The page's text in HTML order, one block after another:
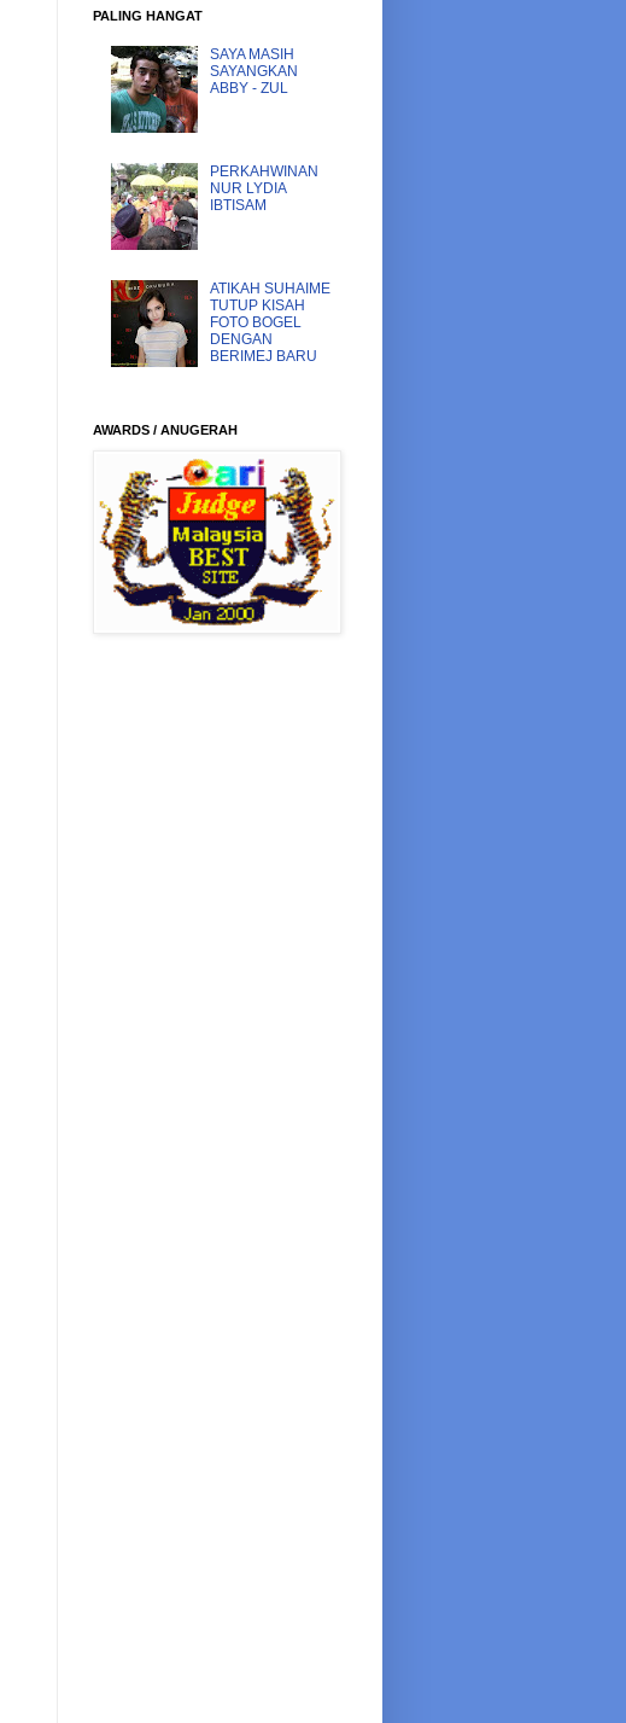
PALING HANGAT
SAYA MASIH
SAYANGKAN
ABBY - ZUL
PERKAHWINAN
NUR LYDIA
IBTISAM
ATIKAH SUHAIME
TUTUP KISAH
FOTO BOGEL
DENGAN
BERIMEJ BARU
AWARDS / ANUGERAH